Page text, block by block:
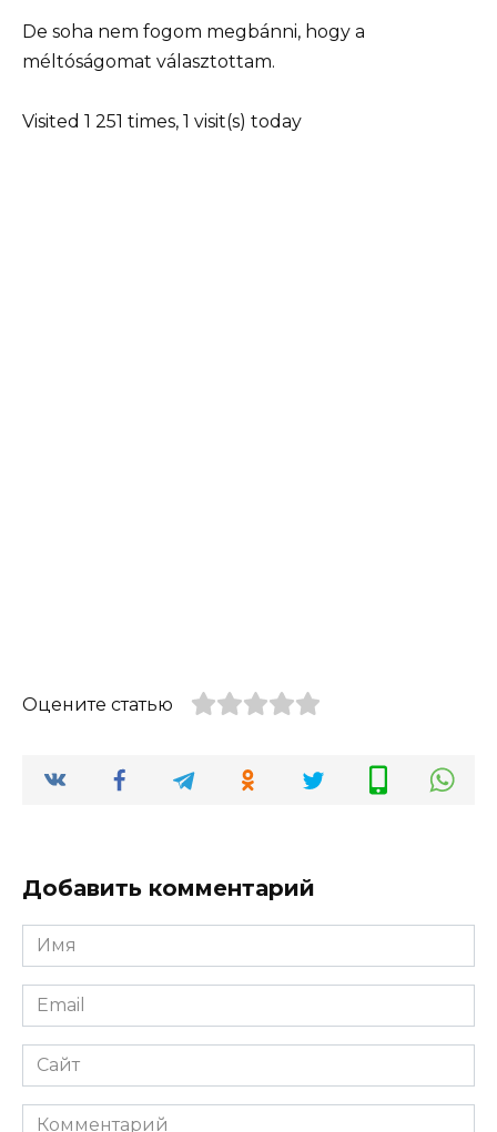
De soha nem fogom megbánni, hogy a
méltóságomat választottam.
Visited 1 251 times, 1 visit(s) today
Оцените статью
Добавить комментарий
Имя
*
Email
*
Сайт
Комментарий